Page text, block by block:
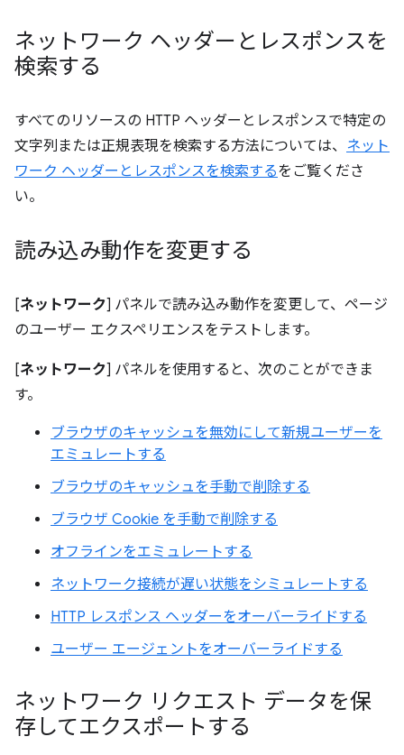
ネットワーク ヘッダーとレスポンスを
検索する
すべてのリソースの HTTP ヘッダーとレスポンスで特定の
文字列または正規表現を検索する方法については、 ネット
ワーク ヘッダーとレスポンスを検索するをご覧くださ
い。
読み込み動作を変更する
[ネットワーク] パネルで読み込み動作を変更して、ページ
のユーザー エクスペリエンスをテストします。
[ネットワーク] パネルを使用すると、次のことができま
す。
ブラウザのキャッシュを無効にして新規ユーザーを
エミュレートする
ブラウザのキャッシュを手動で削除する
ブラウザ Cookie を手動で削除する
オフラインをエミュレートする
ネットワーク接続が遅い状態をシミュレートする
HTTP レスポンス ヘッダーをオーバーライドする
ユーザー エージェントをオーバーライドする
ネットワーク リクエスト データを保
存してエクスポートする